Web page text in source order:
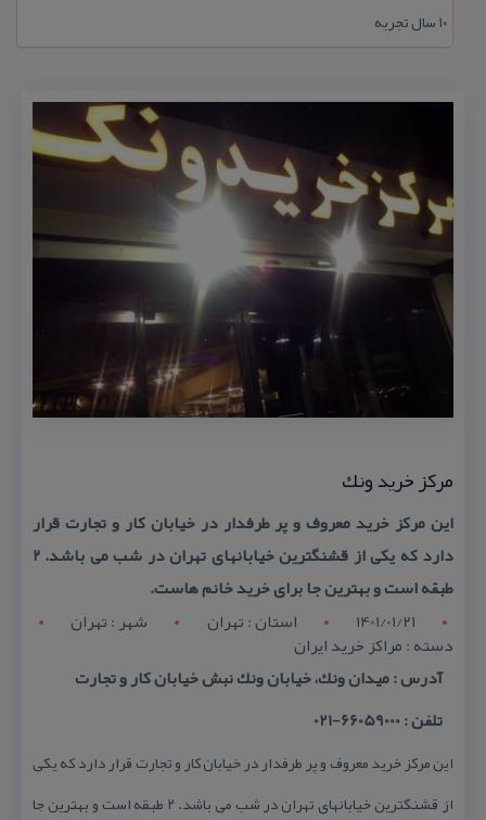
۱۰ سال تجربه
مركز خرید ونك
این مركز خرید معروف و پر طرفدار در خیابان كار و تجارت قرار
دارد كه یكی از قشنگترین خیابانهای تهران در شب می باشد. ۲
طبقه است و بهترین جا برای خرید خانم هاست.
1401/01/21
استان : تهران شهر : تهران
دسته : مراكز خرید ایران
آدرس : میدان ونك، خیابان ونك نبش خیابان كار و تجارت
تلفن : 66059000-021
این مركز خرید معروف و پر طرفدار در خیابان كار و تجارت قرار دارد كه یكی
از قشنگترین خیابانهای تهران در شب می باشد. ۲ طبقه است و بهترین جا